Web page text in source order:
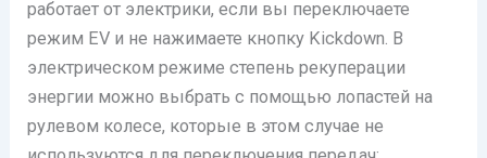
работает от электрики, если вы переключаете
режим EV и не нажимаете кнопку Kickdown. В
электрическом режиме степень рекуперации
энергии можно выбрать с помощью лопастей на
рулевом колесе, которые в этом случае не